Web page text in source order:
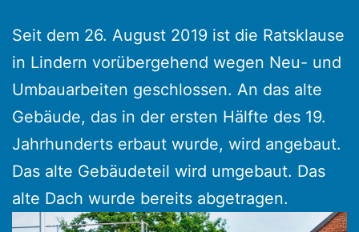
Seit dem 26. August 2019 ist die Ratsklause
in Lindern vorübergehend wegen Neu- und
Umbauarbeiten geschlossen. An das alte
Gebäude, das in der ersten Hälfte des 19.
Jahrhunderts erbaut wurde, wird angebaut.
Das alte Gebäudeteil wird umgebaut. Das
alte Dach wurde bereits abgetragen.